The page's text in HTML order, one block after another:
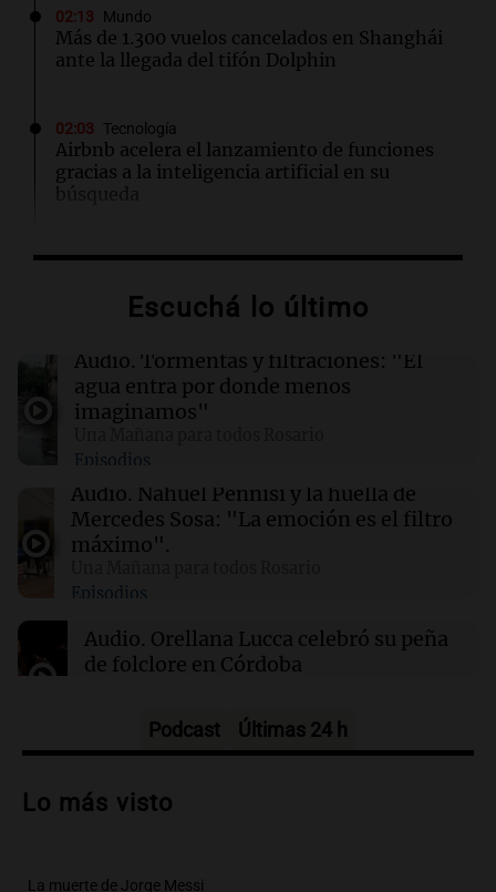
02:13 Mundo
Más de 1.300 vuelos cancelados en Shanghái
ante la llegada del tifón Dolphin
02:03 Tecnología
Airbnb acelera el lanzamiento de funciones
gracias a la inteligencia artificial en su
búsqueda
01:49 Mundo
un aumento en la producción de armas
Reducir alimentos dulces no disminuye
antojos ni mejora la salud, según estudio
01:29 Mundo
El lago Mead alcanza su nivel más bajo en 90
años, evidenciando la crisis hídrica en EE.UU.
00:32 Clima
Clima en Salta: cómo estará el tiempo este
domingo 9 de agosto
Escuchá lo último
Audio. Tormentas y filtraciones: "El
agua entra por donde menos
imaginamos"
Episodios
Audio. Nahuel Pennisi y la huella de
Mercedes Sosa: "La emoción es el filtro
máximo".
Episodios
Audio. Orellana Lucca celebró su peña
de folclore en Córdoba
Audio.Trágico accidente en Mendoza:
vehículos desde un puente
Podcast Últimas 24 h
Lo más visto
La muerte de Jorge Messi